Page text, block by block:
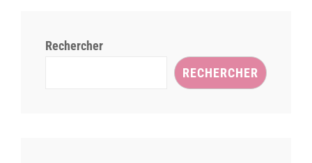
Rechercher
RECHERCHER